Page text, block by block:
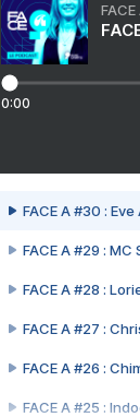
0:00
FACE A #30 :
FACE A #29 :
FACE A #28 :
FACE A #27 :
FACE A #26 :
FACE A #25 :